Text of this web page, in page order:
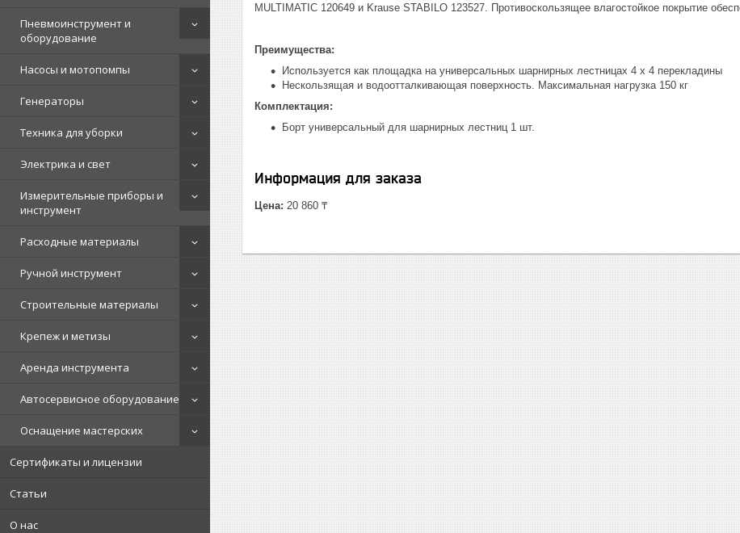
Пневмоинструмент и
оборудование
Насосы и мотопомпы
Генераторы
Техника для уборки
Электрика и свет
Измерительные приборы и
инструмент
Расходные материалы
Ручной инструмент
Строительные материалы
Крепеж и метизы
Аренда инструмента
Автосервисное оборудование
Оснащение мастерских
Сертификаты и лицензии
Статьи
О нас
MULTIMATIC 120649 и Krause STABILO 123527. Противоскользящее влагостойкое покрытие
Преимущества:
Используется как площадка на универсальных шарнирных лестницах 4 х 4 перекладины
Нескользящая и водоотталкивающая поверхность. Максимальная нагрузка 150 кг
Комплектация:
Борт универсальный для шарнирных лестниц 1 шт.
Информация для заказа
Цена: 20 860 ₸